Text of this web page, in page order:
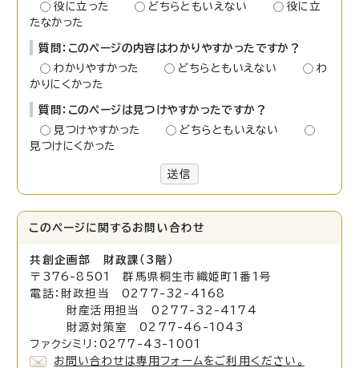
役に立った
どちらともいえない
役に立
たなかった
質問：このページの内容はわかりやすかったですか？
わかりやすかった
どちらともいえない
わ
かりにくかった
質問：このページは見つけやすかったですか？
見つけやすかった
どちらともいえない
見つけにくかった
送信
このページに関する お問い合わせ
共創企画部 財政課（3階）
〒376-8501 群馬県桐生市織姫町1番1号
電話：財政担当 0277-32-4168
財産活用担当 0277-32-4174
財源対策室 0277-46-1043
ファクシミリ：0277-43-1001
お問い合わせは専用フォームをご利用ください。